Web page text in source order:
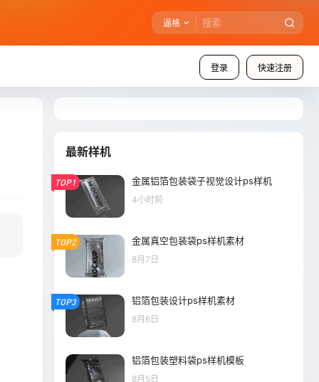
逼格
登录 快速注册
最新样机
TOP1 金属铝箔包装袋子视觉设计ps样机
4小时前
TOP2 金属真空包装袋ps样机素材
8月7日
TOP3 铝箔包装设计ps样机素材
8月6日
铝箔包装塑料袋ps样机模板
8月5日